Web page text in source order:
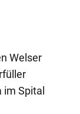
Welser
im Spital